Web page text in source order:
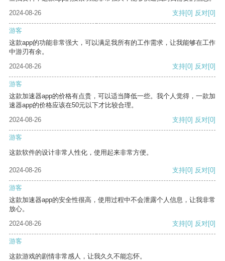
2024-08-26
支持[0] 反对[0]
游客
这款app的功能非常强大，可以满足我所有的工作需求，让我能够在工作
中游刃有余。
2024-08-26
支持[0] 反对[0]
游客
这款加速器app的价格有点贵，可以适当降低一些。我个人觉得，一款加
速器app的价格应该在50元以下才比较合理。
2024-08-26
支持[0] 反对[0]
游客
这款软件的设计非常人性化，使用起来非常方便。
2024-08-26 支持[0] 反对[0]
游客
这款加速器app的安全性很高，使用过程中不会泄露个人信息，让我非常
放心。
2024-08-26
支持[0] 反对[0]
游客
这款游戏的剧情非常感人，让我久久不能忘怀。